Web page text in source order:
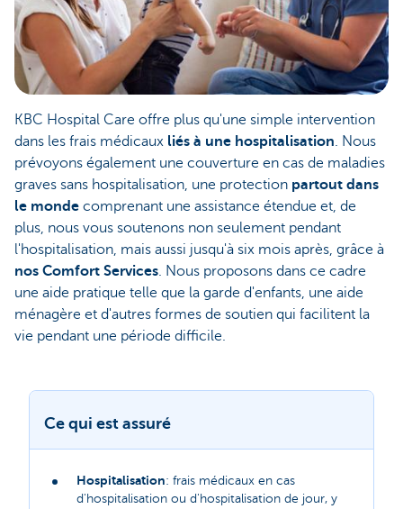
KBC Hospital Care offre plus qu'une simple intervention
dans les frais médicaux liés à une hospitalisation. Nous
prévoyons également une couverture en cas de maladies
graves sans hospitalisation, une protection partout dans
le monde comprenant une assistance étendue et, de
plus, nous vous soutenons non seulement pendant
l'hospitalisation, mais aussi jusqu'à six mois après, grâce à
nos Comfort Services. Nous proposons dans ce cadre
une aide pratique telle que la garde d'enfants, une aide
ménagère et d'autres formes de soutien qui facilitent la
vie pendant une période difficile.
Ce qui est assuré
Hospitalisation: frais médicaux en cas
d'hospitalisation ou d'hospitalisation de jour, y